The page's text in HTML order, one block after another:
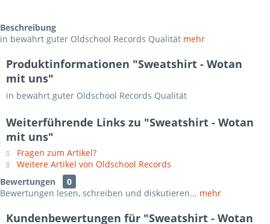
Beschreibung
in bewährt guter Oldschool Records Qualität mehr
Produktinformationen "Sweatshirt - Wotan
mit uns"
in bewährt guter Oldschool Records Qualität
Weiterführende Links zu "Sweatshirt - Wotan
mit uns"
Fragen zum Artikel?
Weitere Artikel von Oldschool Records
Bewertungen
0
Bewertungen lesen, schreiben und diskutieren... mehr
Kundenbewertungen für "Sweatshirt - Wotan